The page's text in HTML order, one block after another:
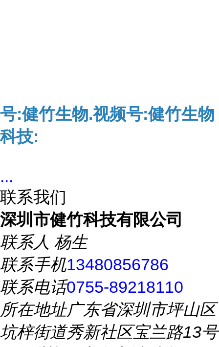
号:健竹生物.视频号:健竹生物
科技:
...
联系我们
深圳市健竹科技有限公司
联系人 杨生
联系手机13480856786
联系电话0755-89218110
所在地址广东省深圳市坪山区
坑梓街道秀新社区宝兰路13号